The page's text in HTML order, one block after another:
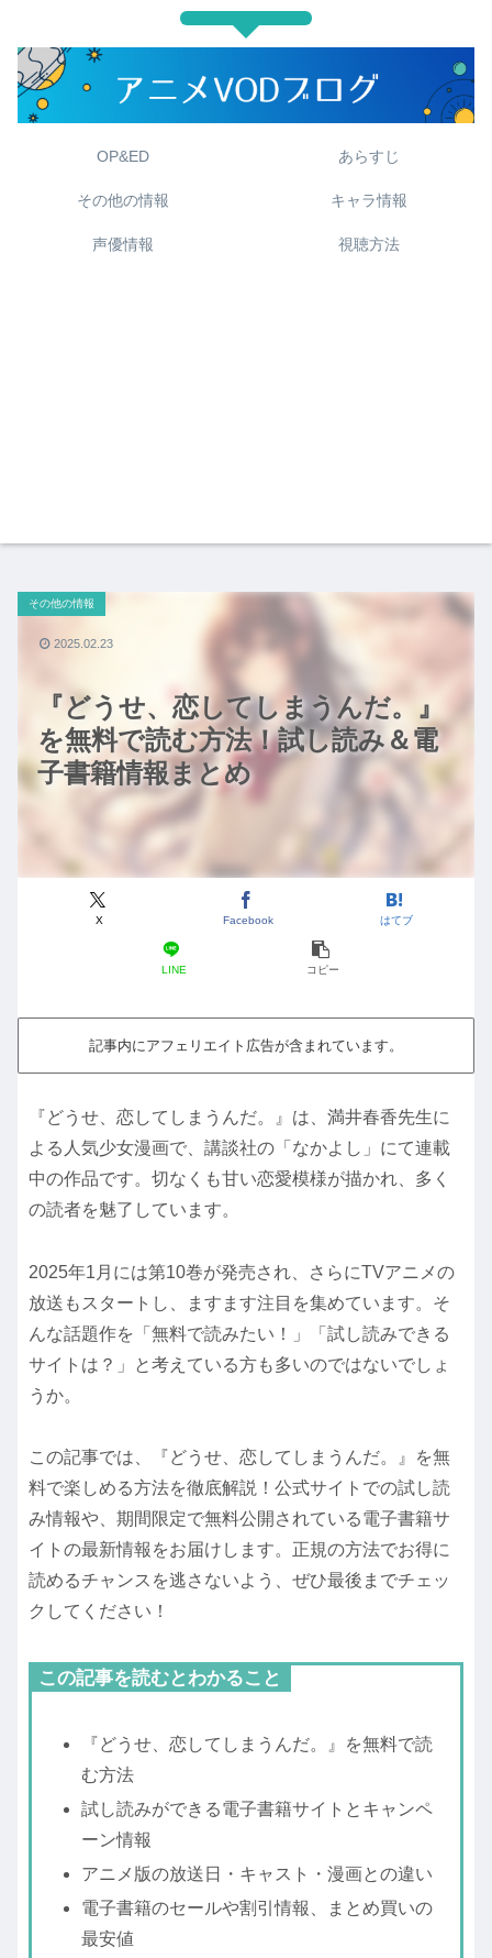
OP&ED あらすじ
その他の情報 キャラ情報
声優情報 視聴方法
『どうせ、恋してしまうんだ。』
を無料で読む方法！試し読み＆電
子書籍情報まとめ
その他の情報
X Facebook はてブ
LINE コピー
2025.02.23
記事内にアフェリエイト広告が含まれています。
『どうせ、恋してしまうんだ。』は、満井春香先生に
よる人気少女漫画で、講談社の「なかよし」にて連載
中の作品です。切なくも甘い恋愛模様が描かれ、多く
の読者を魅了しています。
2025年1月には第10巻が発売され、さらにTVアニメの
放送もスタートし、ますます注目を集めています。そ
んな話題作を「無料で読みたい！」「試し読みできる
サイトは？」と考えている方も多いのではないでしょ
うか。
この記事では、『どうせ、恋してしまうんだ。』を無
料で楽しめる方法を徹底解説！公式サイトでの試し読
み情報や、期間限定で無料公開されている電子書籍サ
イトの最新情報をお届けします。正規の方法でお得に
読めるチャンスを逃さないよう、ぜひ最後までチェッ
クしてください！
この記事を読むとわかること
『どうせ、恋してしまうんだ。』を無料で読
む方法
試し読みができる電子書籍サイトとキャンペ
ーン情報
アニメ版の放送日・キャスト・漫画との違い
電子書籍のセールや割引情報、まとめ買いの
最安値